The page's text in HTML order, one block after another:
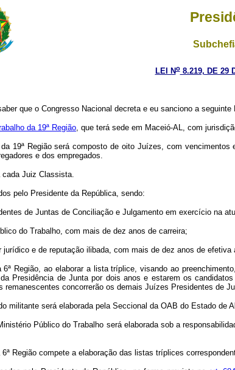
LEI No8.219, DE 29
que o Congresso Nacional decreta e eu sanciono a seguinte
da 19ª Região, que terá sede em Maceió-AL, com
19ª Região será composto de oito Juízes, com
e dos empregados.
cada Juiz Classista.
pelo Presidente da República, sendo:
de Juntas de Conciliação e Julgamento em exercício na
do Trabalho, com mais de dez anos de carreira;
jurídico e de reputação ilibada, com mais de dez anos de
6ª Região, ao elaborar a lista tríplice, visando ao
Presidência de Junta por dois anos e estarem os
concorrerão os demais Juízes Presidentes de
militante será elaborada pela Seccional da OAB do Estado de
Público do Trabalho será elaborada sob a
6ª Região compete a elaboração das listas tríplices